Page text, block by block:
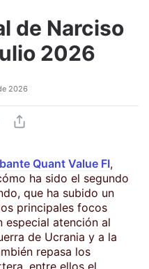
de Narciso
2026
2026
Quant Value FI,
ha sido el segundo
que ha subido un
principales focos
atención al
de Ucrania y a la
repasa los
entre ellos el